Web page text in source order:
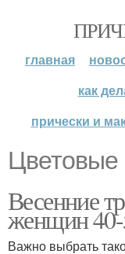
главная
как
прически и
Цветовые
Весенние
женщин 40-
Важно выбрать